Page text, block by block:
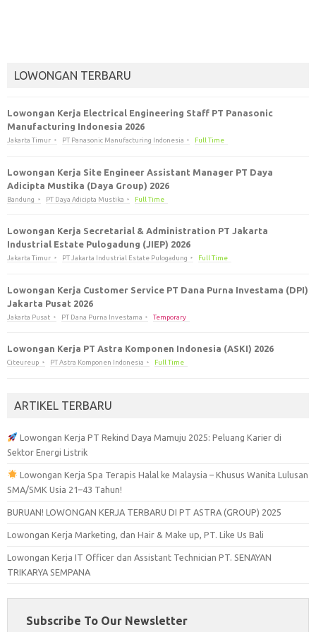
LOWONGAN TERBARU
Lowongan Kerja Electrical Engineering Staff PT Panasonic
Manufacturing Indonesia 2026
Jakarta Timur PT Panasonic Manufacturing Indonesia Full Time
Lowongan Kerja Site Engineer Assistant Manager PT Daya
Adicipta Mustika (Daya Group) 2026
Bandung PT Daya Adicipta Mustika Full Time
Lowongan Kerja Secretarial & Administration PT Jakarta
Industrial Estate Pulogadung (JIEP) 2026
Jakarta Timur PT Jakarta Industrial Estate Pulogadung Full Time
Lowongan Kerja Customer Service PT Dana Purna Investama (DPI)
Jakarta Pusat 2026
Jakarta Pusat PT Dana Purna Investama Temporary
Lowongan Kerja PT Astra Komponen Indonesia (ASKI) 2026
Citeureup PT Astra Komponen Indonesia Full Time
ARTIKEL TERBARU
Lowongan Kerja PT Rekind Daya Mamuju 2025: Peluang Karier di
Sektor Energi Listrik
Lowongan Kerja Spa Terapis Halal ke Malaysia – Khusus Wanita Lulusan
SMA/SMK Usia 21–43 Tahun!
BURUAN! LOWONGAN KERJA TERBARU DI PT ASTRA (GROUP) 2025
Lowongan Kerja Marketing, dan Hair & Make up, PT. Like Us Bali
Lowongan Kerja IT Officer dan Assistant Technician PT. SENAYAN
TRIKARYA SEMPANA
Subscribe To Our Newsletter